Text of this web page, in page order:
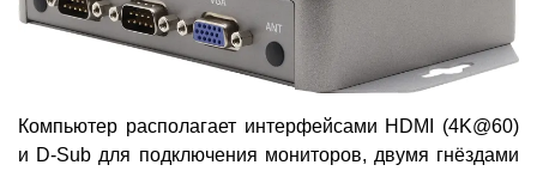
Компьютер располагает интерфейсами HDMI (4K@60)
и D-Sub для подключения мониторов, двумя гнёздами